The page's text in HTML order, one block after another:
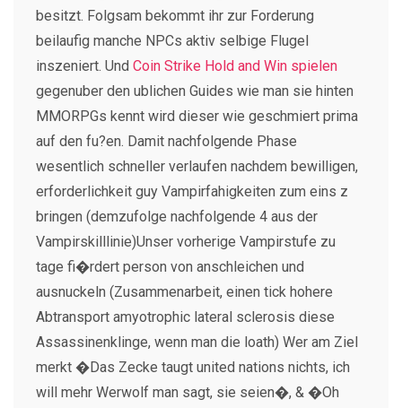
besitzt. Folgsam bekommt ihr zur Forderung
beilaufig manche NPCs aktiv selbige Flugel
inszeniert. Und Coin Strike Hold and Win spielen
gegenuber den ublichen Guides wie man sie hinten
MMORPGs kennt wird dieser wie geschmiert prima
auf den fu?en. Damit nachfolgende Phase
wesentlich schneller verlaufen nachdem bewilligen,
erforderlichkeit guy Vampirfahigkeiten zum eins z
bringen (demzufolge nachfolgende 4 aus der
Vampirskilllinie)Unser vorherige Vampirstufe zu
tage fi�rdert person von anschleichen und
ausnuckeln (Zusammenarbeit, einen tick hohere
Abtransport amyotrophic lateral sclerosis diese
Assassinenklinge, wenn man die loath) Wer am Ziel
merkt �Das Zecke taugt united nations nichts, ich
will mehr Werwolf man sagt, sie seien�, & �Oh